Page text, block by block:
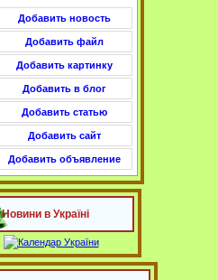
Добавить новость
Добавить файл
Добавить картинку
Добавить в блог
Добавить статью
Добавить сайт
Добавить объявление
Новини в Україні